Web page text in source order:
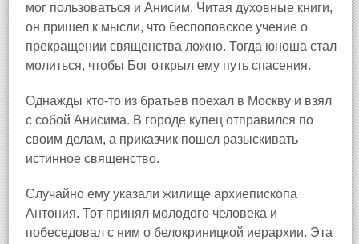
мог пользоваться и Анисим. Читая духовные книги,
он пришел к мысли, что беспоповское учение о
прекращении священства ложно. Тогда юноша стал
молиться, чтобы Бог открыл ему путь спасения.
Однажды кто‑то из братьев поехал в Москву и взял
с собой Анисима. В городе купец отправился по
своим делам, а приказчик пошел разыскивать
истинное священство.
Случайно ему указали жилище архиепископа
Антония. Тот принял молодого человека и
побеседовал с ним о белокриницкой иерархии. Эта